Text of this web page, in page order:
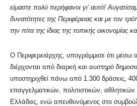
είμαστε πολύ περήφανοι γι’ αυτό!
δυνατότητες της Περιφέρειας και με τον
την πίτα της ίδιας της τοπικής οικονομίας
Ο Περιφερειάρχης, υπογράμμισε ότι
διέρχονται από διαρκή και αυστηρό
υποστηριχθεί πάνω από 1.300 δράσεις,
επαγγελματικών, πολιτιστικών,
Ελλάδας, ενώ απευθυνόμενος στο